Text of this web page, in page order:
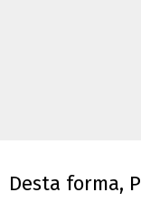
Desta forma, P